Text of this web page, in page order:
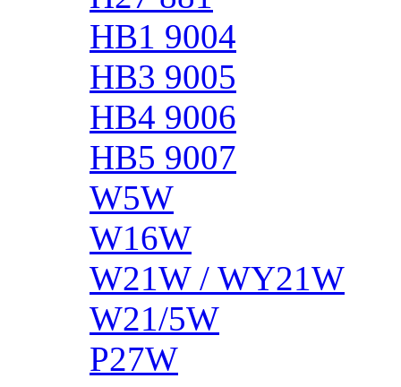
HB1 9004
HB3 9005
HB4 9006
HB5 9007
W5W
W16W
W21W / WY21W
W21/5W
P27W